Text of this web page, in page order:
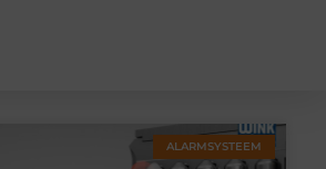
ALARMSYSTEEM